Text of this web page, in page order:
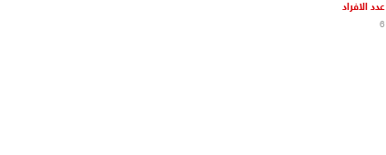
عدد الافراد
6